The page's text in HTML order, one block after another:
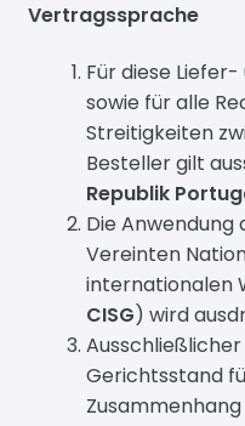
Vertragssprache
Für diese
sowie für alle
Streitigkeiten
Besteller gilt
Republik
Die
Vereinten
internationalen
CISG) wird
Gerichtsstand